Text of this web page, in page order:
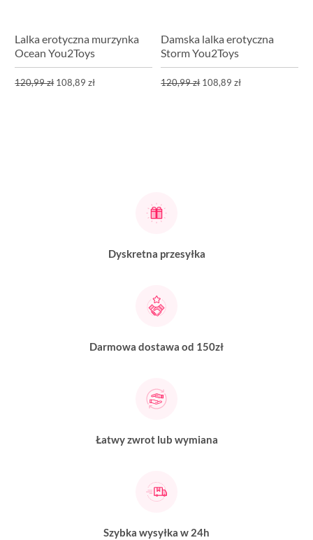
Lalka erotyczna murzynka
Ocean You2Toys
120,99 zł 108,89 zł
Damska lalka erotyczna
Storm You2Toys
120,99 zł 108,89 zł
Dyskretna przesyłka
Darmowa dostawa od 150zł
Łatwy zwrot lub wymiana
Szybka wysyłka w 24h